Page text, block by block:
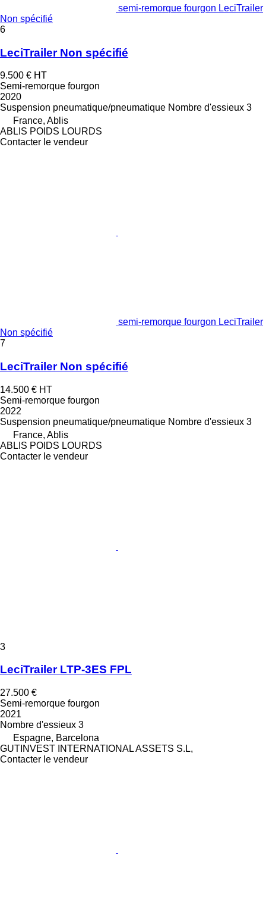
semi-remorque fourgon LeciTrailer
Non spécifié
6
LeciTrailer Non spécifié
9.500 € HT
Semi-remorque fourgon
2020
Suspension pneumatique/pneumatique Nombre d'essieux 3
France, Ablis
ABLIS POIDS LOURDS
Contacter le vendeur
semi-remorque fourgon LeciTrailer
Non spécifié
7
LeciTrailer Non spécifié
14.500 € HT
Semi-remorque fourgon
2022
Suspension pneumatique/pneumatique Nombre d'essieux 3
France, Ablis
ABLIS POIDS LOURDS
Contacter le vendeur
3
LeciTrailer LTP-3ES FPL
27.500 €
Semi-remorque fourgon
2021
Nombre d'essieux 3
Espagne, Barcelona
GUTINVEST INTERNATIONAL ASSETS S.L,
Contacter le vendeur